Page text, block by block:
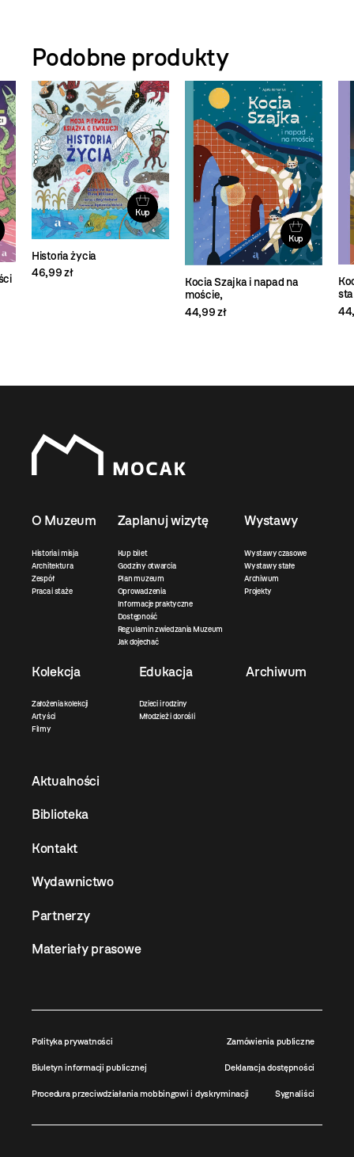
Podobne produkty
Kup
Historia życia
46,99 zł
Kup
Kocia Szajka i napad na
moście,
44,99 zł
O Muzeum
Historia i misja
Architektura
Zespół
Praca i staże
Zaplanuj wizytę
Kup bilet
Godziny otwarcia
Plan muzeum
Oprowadzenia
Informacje praktyczne
Dostępność
Regulamin zwiedzania Muzeum
Jak dojechać
Wystawy
Wystawy czasowe
Wystawy stałe
Archiwum
Projekty
Kolekcja
Założenia kolekcji
Artyści
Filmy
Edukacja
Dzieci i rodziny
Młodzież i dorośli
Archiwum
Aktualności
Biblioteka
Kontakt
Wydawnictwo
Partnerzy
Materiały prasowe
Polityka prywatności Zamówienia publiczne
Biuletyn informacji publicznej Deklaracja dostępności
Procedura przeciwdziałania mobbingowi i dyskryminacji Sygnaliści